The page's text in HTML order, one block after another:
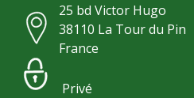
25 bd Victor Hugo
38110 La Tour du Pin
France
Privé